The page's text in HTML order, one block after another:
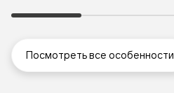
Посмотреть все особенности